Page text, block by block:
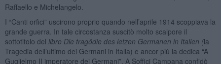
Raffaello e Michelangelo.
I “Canti orfici” uscirono proprio quando nell’aprile 1914 scoppiava la
grande guerra. In tale circostanza suscitò molto scalpore il
sottotitolo del libro Die tragödie des letzen Germanen in Italien (la
Tragedia dell’ultimo dei Germani in Italia) e ancor più la dedica “A
Guglielmo II imperatore dei Germani”. A Soffici Campana confidò